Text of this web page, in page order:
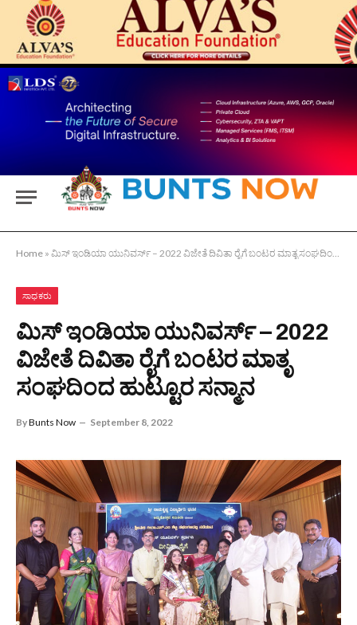
Home » ಮಿಸ್ ಇಂಡಿಯಾ ಯುನಿವರ್ಸ್ – 2022 ವಿಜೇತೆ ದಿವಿತಾ ರೈಗೆ ಬಂಟರ ಮಾತೃ ಸಂಘದಿಂದ ಹುಟ್ಟೂರ ಸನ್ಮಾನ
ಸಾಧಕರು
ಮಿಸ್ ಇಂಡಿಯಾ ಯುನಿವರ್ಸ್ – 2022
ವಿಜೇತೆ ದಿವಿತಾ ರೈಗೆ ಬಂಟರ ಮಾತೃ
ಸಂಘದಿಂದ ಹುಟ್ಟೂರ ಸನ್ಮಾನ
ByBunts Now September 8, 2022